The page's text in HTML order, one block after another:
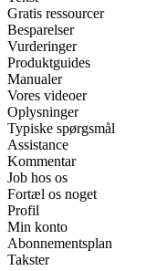
Gratis ressourcer
Besparelser
Vurderinger
Produktguides
Manualer
Vores videoer
Oplysninger
Typiske spørgsmål
Assistance
Kommentar
Job hos os
Fortæl os noget
Profil
Min konto
Abonnementsplan
Takster